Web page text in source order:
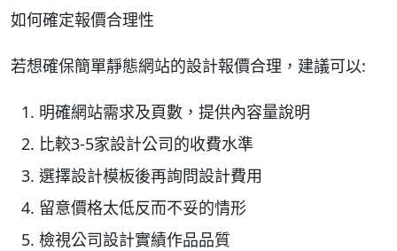
如何確定報價合理性
若想確保簡單靜態網站的設計報價合理，建議可以:
明確網站需求及頁數，提供內容量說明
比較3-5家設計公司的收費水準
選擇設計模板後再詢問設計費用
留意價格太低反而不妥的情形
檢視公司設計實績作品品質